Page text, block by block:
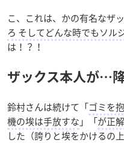
こ、これは、かの有名なザ
ろ そしてどんな時でもソル
は！？！
ザックス本人が…
鈴村さんは続けて「ゴミを
機の埃は手放すな 」「が正
した（誇りと埃をかけるの